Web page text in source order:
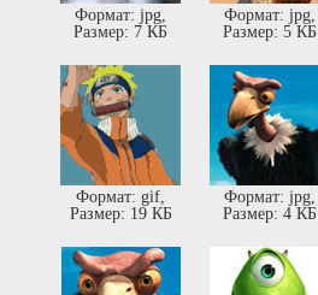
Формат: jpg,
Размер: 7 КБ
Формат: jpg,
Размер: 5 КБ
Формат: gif,
Размер: 19 КБ
Формат: jpg,
Размер: 4 КБ